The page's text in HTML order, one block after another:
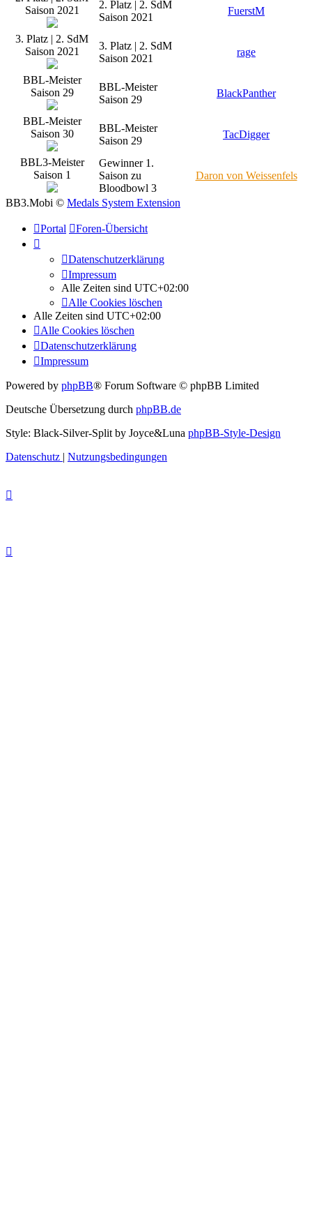
Saison 2021
2. Platz | 2. SdM
Saison 2021
FuerstM
3. Platz | 2. SdM
Saison 2021
3. Platz | 2. SdM
Saison 2021
rage
BBL-Meister
Saison 29
BBL-Meister
Saison 29
BlackPanther
BBL-Meister
Saison 30
BBL-Meister
Saison 29
TacDigger
BBL3-Meister
Saison 1
Gewinner 1.
Saison zu
Bloodbowl 3
Daron von Weissenfels
BB3.Mobi © Medals System Extension
Portal Foren-Übersicht
Datenschutzerklärung
Impressum
Alle Zeiten sind UTC+02:00
Alle Cookies löschen
Alle Zeiten sind UTC+02:00
Alle Cookies löschen
Datenschutzerklärung
Impressum
Powered by phpBB® Forum Software © phpBB Limited
Deutsche Übersetzung durch phpBB.de
Style: Black-Silver-Split by Joyce&Luna phpBB-Style-Design
Datenschutz | Nutzungsbedingungen